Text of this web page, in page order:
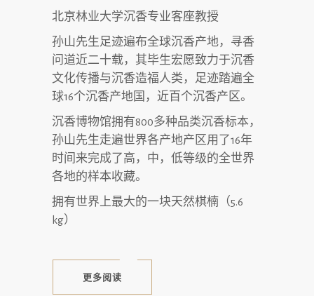
北京林业大学沉香专业客座教授
孙山先生足迹遍布全球沉香产地，寻香
问道近二十载，其毕生宏愿致力于沉香
文化传播与沉香造福人类，足迹踏遍全
球16个沉香产地国，近百个沉香产区。
沉香博物馆拥有800多种品类沉香标本，
孙山先生走遍世界各产地产区用了16年
时间来完成了高，中，低等级的全世界
各地的样本收藏。
拥有世界上最大的一块天然棋楠（5.6
kg）
更多阅读